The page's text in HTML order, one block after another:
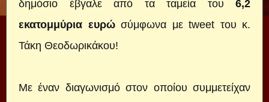
δημόσιο έβγαλε από τα ταμεία του 6,2
εκατομμύρια ευρώσύμφωνα με tweet του κ.
Τάκη Θεοδωρικάκου!
Με έναν διαγωνισμό στον οποίου συμμετείχαν